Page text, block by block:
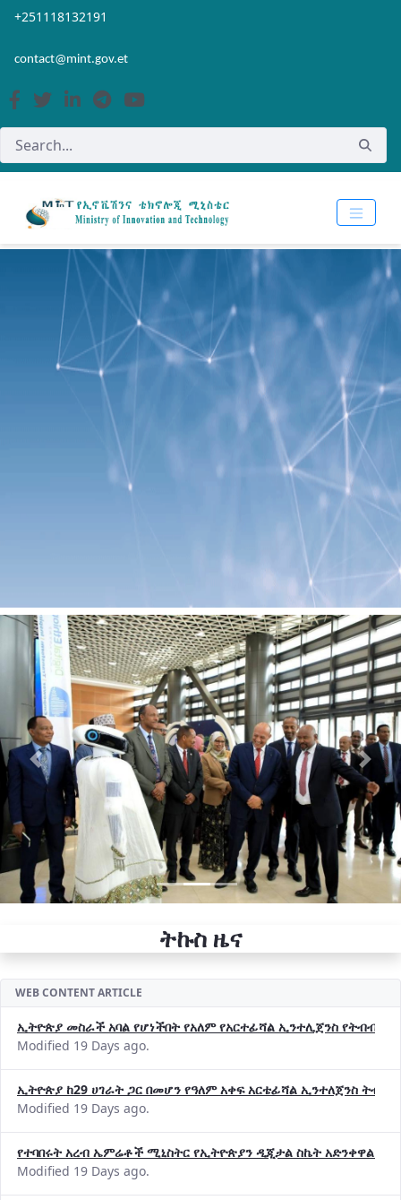
Skip to Main Content
Open Accessibility Menu
+251118132191
contact@mint.gov.et
Previous Next
ትኩስ ዜና
WEB CONTENT ARTICLE
ኢትዮጵያ መስራች አባል የሆነችበት የአለም የአርተፊሻል ኢንተሊጀንስ የትብብር
Modified 19 Days ago.
ኢትዮጵያ ከ29 ሀገራት ጋር በመሆን የዓለም አቀፍ አርቴፊሻል ኢንተለጀንስ
Modified 19 Days ago.
የተባበሩት አረብ ኤምሬቶች ሚኒስትር የኢትዮጵያን ዲጂታል ስኬት አድንቀዋል
Modified 19 Days ago.